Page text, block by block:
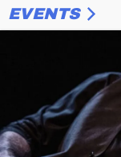
EVENTS